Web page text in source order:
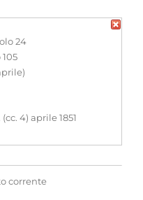
24
105
4) aprile 1851
corrente